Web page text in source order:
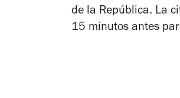
de la República. La
15 minutos antes